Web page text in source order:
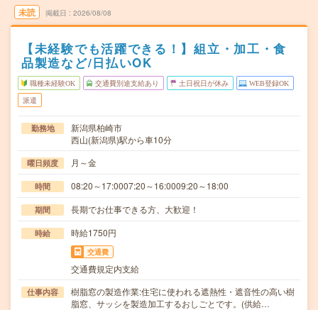
未読 掲載日 2026/08/08
【未経験でも活躍できる！】組立・加工・食
品製造など/日払いOK
職種未経験OK 交通費別途支給あり 土日祝日が休み WEB登録OK
派遣
勤務地
新潟県柏崎市
西山(新潟県)駅から車10分
曜日頻度 月～金
時間 08:20～17:0007:20～16:0009:20～18:00
期間 長期でお仕事できる方、大歓迎！
時給 時給1750円
交通費
交通費規定内支給
仕事内容
樹脂窓の製造作業:住宅に使われる遮熱性・遮音性の高い樹
脂窓、サッシを製造加工するおしごとです。(供給…